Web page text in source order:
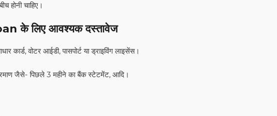
चाहिए।
के लिए आवश्यक दस्तावेज
कार्ड, वोटर आईडी, पासपोर्ट या ड्राइविंग लाइसेंस।
जैसे- पिछले 3 महीने का बैंक स्टेटमेंट, आदि।